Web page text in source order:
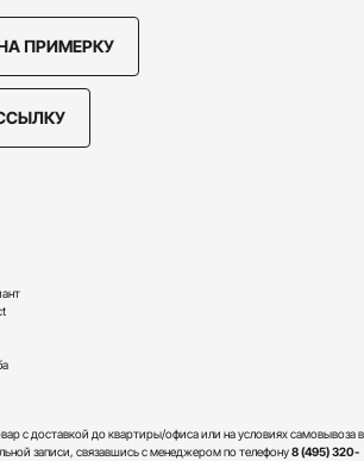
ПРИМЕРКУ
с доставкой до квартиры/офиса или на условиях самовывоза в
записи, связавшись с менеджером по телефону8 (495) 320-